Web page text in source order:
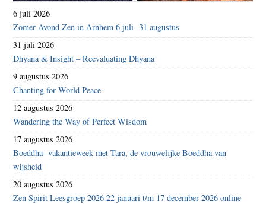
6 juli 2026
Zomer Avond Zen in Arnhem 6 juli -31 augustus
31 juli 2026
Dhyana & Insight – Reevaluating Dhyana
9 augustus 2026
Chanting for World Peace
12 augustus 2026
Wandering the Way of Perfect Wisdom
17 augustus 2026
Boeddha- vakantieweek met Tara, de vrouwelijke Boeddha van
wijsheid
20 augustus 2026
Zen Spirit Leesgroep 2026 22 januari t/m 17 december 2026 online